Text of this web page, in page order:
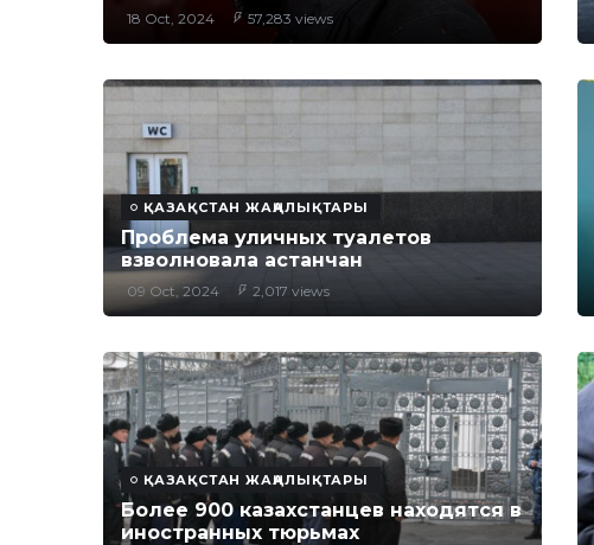
18 Oct, 2024 57,283 views
ҚАЗАҚСТАН ЖАҢАЛЫҚТАРЫ
Проблема уличных туалетов
взволновала астанчан
09 Oct, 2024 2,017 views
ҚАЗАҚСТАН ЖАҢАЛЫҚТАРЫ
Более 900 казахстанцев находятся в
иностранных тюрьмах